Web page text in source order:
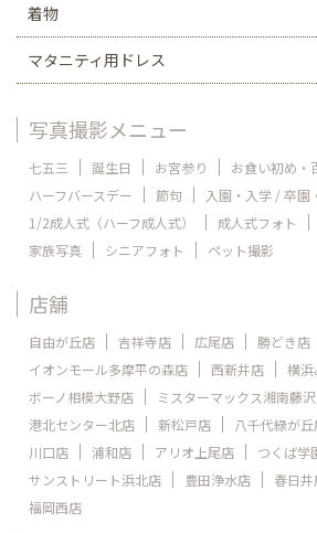
着物
マタニティ用ドレス
写真撮影メニュー
七五三 誕生日 お宮参り
お食い初め・
ハーフバースデー
節句
入園・入学 / 卒園
1/2成人式（ハーフ成人式）
成人式フォト
家族写真
シニアフォト ペット撮影
店舗
自由が丘店 吉祥寺店 広尾店
勝どき店
イオンモール多摩平の森店
西新井店
横浜
ボーノ相模大野店
ミスターマックス湘南藤
港北センター北店
新松戸店 八千代緑が丘
川口店
浦和店 アリオ上尾店
つくば学
サンストリート浜北店
豊田浄水店 春日井
福岡西店